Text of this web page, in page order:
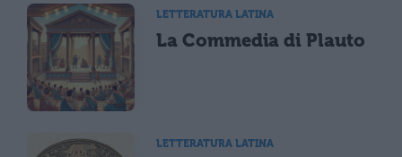
LETTERATURA LATINA
La Commedia di Plauto
LETTERATURA LATINA